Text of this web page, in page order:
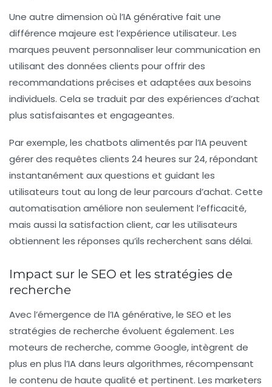
Une autre dimension où l’IA générative fait une
différence majeure est l’expérience utilisateur. Les
marques peuvent personnaliser leur communication en
utilisant des données clients pour offrir des
recommandations précises et adaptées aux besoins
individuels. Cela se traduit par des expériences d’achat
plus satisfaisantes et engageantes.
Par exemple, les chatbots alimentés par l’IA peuvent
gérer des requêtes clients 24 heures sur 24, répondant
instantanément aux questions et guidant les
utilisateurs tout au long de leur parcours d’achat. Cette
automatisation améliore non seulement l’efficacité,
mais aussi la satisfaction client, car les utilisateurs
obtiennent les réponses qu’ils recherchent sans délai.
Impact sur le SEO et les stratégies de
recherche
Avec l’émergence de l’IA générative, le SEO et les
stratégies de recherche évoluent également. Les
moteurs de recherche, comme Google, intègrent de
plus en plus l’IA dans leurs algorithmes, récompensant
le contenu de haute qualité et pertinent. Les marketers